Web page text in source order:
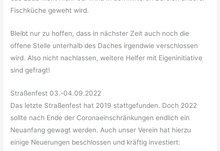
Fischküche geweht wird.
Bleibt nur zu hoffen, dass in nächster Zeit auch noch die
offene Stelle unterhalb des Daches irgendwie verschlossen
wird. Also nicht nachlassen, weitere Helfer mit Eigeninitiative
sind gefragt!
Straßenfest 03.-04.09.2022
Das letzte Straßenfest hat 2019 stattgefunden. Doch 2022
sollte nach Ende der Coronaeinschränkungen endlich ein
Neuanfang gewagt werden. Auch unser Verein hat hierzu
einige Neuerungen beschlossen und kräftig investiert: